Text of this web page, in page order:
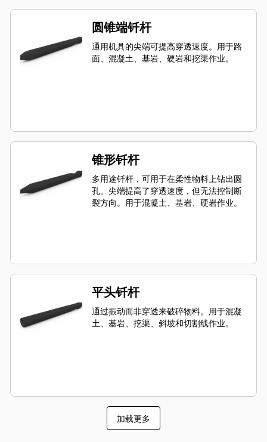
圆锥端钎杆
通用机具的尖端可提高穿透速度。用于路
面、混凝土、基岩、硬岩和挖渠作业。
锥形钎杆
多用途钎杆，可用于在柔性物料上钻出圆
孔。尖端提高了穿透速度，但无法控制断
裂方向。用于混凝土、基岩、硬岩作业。
平头钎杆
通过振动而非穿透来破碎物料。用于混凝
土、基岩、挖渠、斜坡和切割线作业。
加载更多